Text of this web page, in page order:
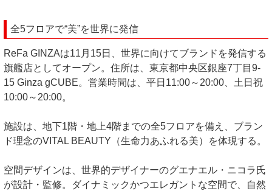
全5フロアで“美”を世界に発信
ReFa GINZAは11月15日、世界に向けてブランドを発信する
旗艦店としてオープン。住所は、東京都中央区銀座7丁目9-
15 Ginza gCUBE。営業時間は、平日11:00～20:00、土日祝
10:00～20:00。
施設は、地下1階・地上4階までの全5フロアを備え、ブラン
ド理念のVITAL BEAUTY（生命力あふれる美）を体現する。
空間デザインは、世界的デザイナーのグエナエル・ニコラ氏
が設計・監修。ダイナミックかつエレガントな空間で、自然